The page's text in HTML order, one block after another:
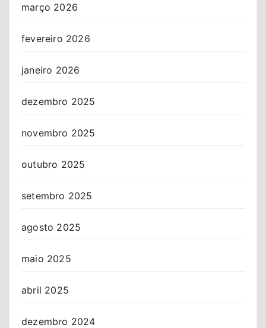
março 2026
fevereiro 2026
janeiro 2026
dezembro 2025
novembro 2025
outubro 2025
setembro 2025
agosto 2025
maio 2025
abril 2025
dezembro 2024